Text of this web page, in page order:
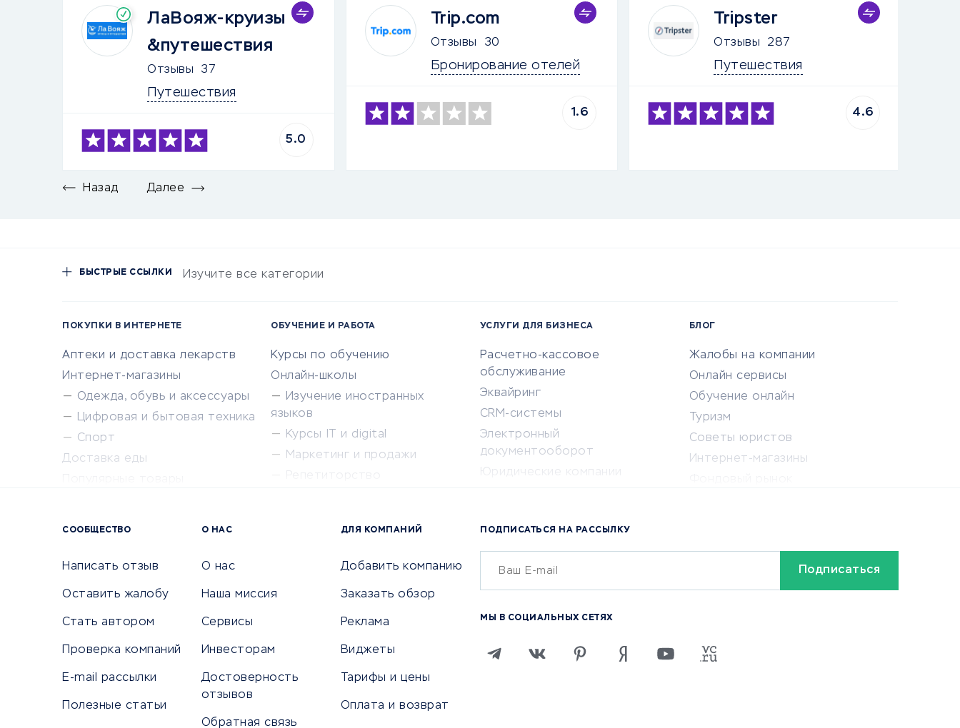
ЛаВояж-круизы
&путешествия
Отзывы 37
Путешествия
5.0
Trip.com
Отзывы 30
Бронирование отелей
1.6
Tripster
Отзывы 287
Путешествия
4.6
Назад Далее
БЫСТРЫЕ ССЫЛКИ Изучите все категории
ПОКУПКИ В ИНТЕРНЕТЕ
Аптеки и доставка лекарств
Интернет-магазины
Одежда, обувь и аксессуары
Цифровая и бытовая техника
Спорт
Доставка еды
ОБУЧЕНИЕ И РАБОТА
Курсы по обучению
Онлайн-школы
Изучение иностранных
языков
Курсы IT и digital
Маркетинг и продажи
Университеты
УСЛУГИ ДЛЯ БИЗНЕСА
Расчетно-кассовое
обслуживание
Эквайринг
CRM-системы
Электронный
документооборот
Юридические компании
Бухгалтерия онлайн
Онлайн-кассы
SERM
Кредитные карты
Дебетовые карты
Покупка билетов
Бронирование отелей
БЛОГ
Жалобы на компании
Онлайн сервисы
Обучение онлайн
Туризм
Советы юристов
Интернет-магазины
СООБЩЕСТВО
Написать отзыв
Оставить жалобу
Стать автором
Проверка компаний
E-mail рассылки
Полезные статьи
О НАС
О нас
Наша миссия
Сервисы
Инвесторам
Достоверность
отзывов
Обратная связь
ДЛЯ КОМПАНИЙ
Добавить компанию
Заказать обзор
Реклама
Виджеты
Тарифы и цены
Оплата и возврат
ПОДПИСАТЬСЯ НА РАССЫЛКУ
МЫ В СОЦИАЛЬНЫХ СЕТЯХ